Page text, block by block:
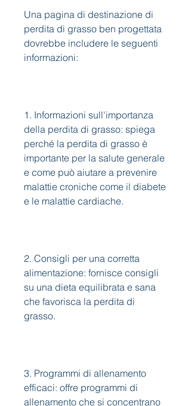
Una pagina di destinazione di
perdita di grasso ben progettata
dovrebbe includere le seguenti
informazioni:
1. Informazioni sull'importanza
della perdita di grasso: spiega
perché la perdita di grasso è
importante per la salute generale
e come può aiutare a prevenire
malattie croniche come il diabete
e le malattie cardiache.
2. Consigli per una corretta
alimentazione: fornisce consigli
su una dieta equilibrata e sana
che favorisca la perdita di
grasso.
3. Programmi di allenamento
efficaci: offre programmi di
allenamento che si concentrano